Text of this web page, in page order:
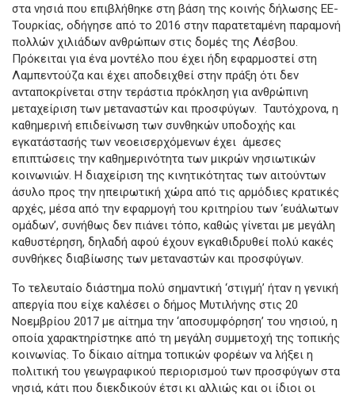
στα νησιά που επιβλήθηκε στη βάση της κοινής δήλωσης ΕΕ-
Τουρκίας, οδήγησε από το 2016 στην παρατεταμένη παραμονή
πολλών χιλιάδων ανθρώπων στις δομές της Λέσβου.
Πρόκειται για ένα μοντέλο που έχει ήδη εφαρμοστεί στη
Λαμπεντούζα και έχει αποδειχθεί στην πράξη ότι δεν
ανταποκρίνεται στην τεράστια πρόκληση για ανθρώπινη
μεταχείριση των μεταναστών και προσφύγων. Ταυτόχρονα, η
καθημερινή επιδείνωση των συνθηκών υποδοχής και
εγκατάστασής των νεοεισερχόμενων έχει άμεσες
επιπτώσεις την καθημερινότητα των μικρών νησιωτικών
κοινωνιών. Η διαχείριση της κινητικότητας των αιτούντων
άσυλο προς την ηπειρωτική χώρα από τις αρμόδιες κρατικές
αρχές, μέσα από την εφαρμογή του κριτηρίου των ‘ευάλωτων
ομάδων’, συνήθως δεν πιάνει τόπο, καθώς γίνεται με μεγάλη
καθυστέρηση, δηλαδή αφού έχουν εγκαθιδρυθεί πολύ κακές
συνθήκες διαβίωσης των μεταναστών και προσφύγων.
Το τελευταίο διάστημα πολύ σημαντική ‘στιγμή’ ήταν η γενική
απεργία που είχε καλέσει ο δήμος Μυτιλήνης στις 20
Νοεμβρίου 2017 με αίτημα την ‘αποσυμφόρηση’ του νησιού, η
οποία χαρακτηρίστηκε από τη μεγάλη συμμετοχή της τοπικής
κοινωνίας. Το δίκαιο αίτημα τοπικών φορέων να λήξει η
πολιτική του γεωγραφικού περιορισμού των προσφύγων στα
νησιά, κάτι που διεκδικούν έτσι κι αλλιώς και οι ίδιοι οι